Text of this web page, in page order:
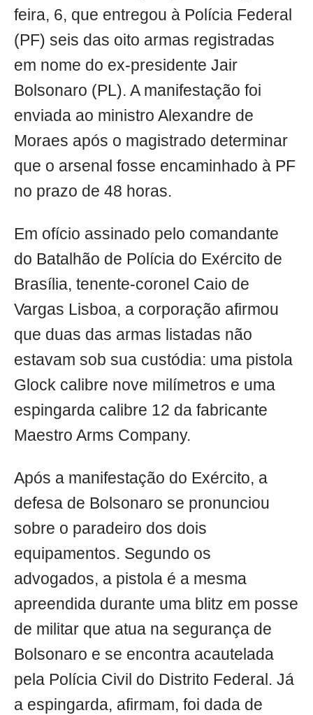
feira, 6, que entregou à Polícia Federal
(PF) seis das oito armas registradas
em nome do ex-presidente Jair
Bolsonaro (PL). A manifestação foi
enviada ao ministro Alexandre de
Moraes após o magistrado determinar
que o arsenal fosse encaminhado à PF
no prazo de 48 horas.
Em ofício assinado pelo comandante
do Batalhão de Polícia do Exército de
Brasília, tenente-coronel Caio de
Vargas Lisboa, a corporação afirmou
que duas das armas listadas não
estavam sob sua custódia: uma pistola
Glock calibre nove milímetros e uma
espingarda calibre 12 da fabricante
Maestro Arms Company.
Após a manifestação do Exército, a
defesa de Bolsonaro se pronunciou
sobre o paradeiro dos dois
equipamentos. Segundo os
advogados, a pistola é a mesma
apreendida durante uma blitz em posse
de militar que atua na segurança de
Bolsonaro e se encontra acautelada
pela Polícia Civil do Distrito Federal. Já
a espingarda, afirmam, foi dada de